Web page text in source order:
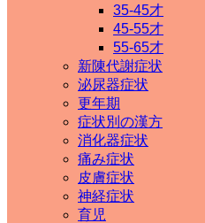
35-45才
45-55才
55-65才
新陳代謝症状
泌尿器症状
更年期
症状別の漢方
消化器症状
痛み症状
皮膚症状
神経症状
育児